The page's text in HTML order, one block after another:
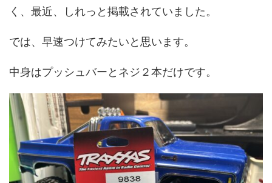
く、最近、しれっと掲載されていました。
では、早速つけてみたいと思います。
中身はプッシュバーとネジ２本だけです。